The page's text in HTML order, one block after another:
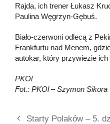
Rajda, ich trener Łukasz
Paulina Węgrzyn-Gębuś.
Biało-czerwoni odlecą z
Frankfurtu nad Menem,
autokar, który przywiezie ich
PKOl
Fot.: PKOl – Szymon Sikora
Starty Polaków – 5.